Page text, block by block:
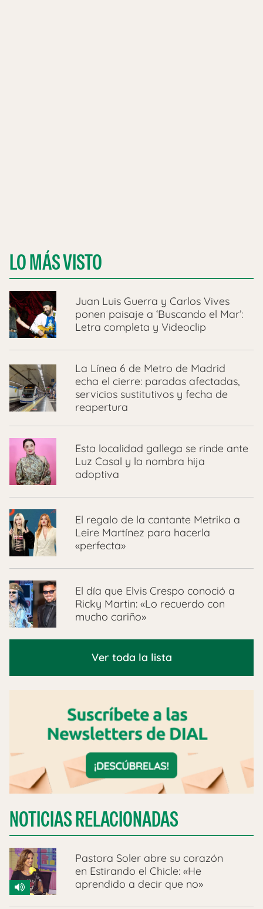
LO MÁS VISTO
Juan Luis Guerra y Carlos Vives
ponen paisaje a ‘Buscando el Mar’:
Letra completa y Videoclip
La Línea 6 de Metro de Madrid
echa el cierre: paradas afectadas,
servicios sustitutivos y fecha de
reapertura
Esta localidad gallega se rinde ante
Luz Casal y la nombra hija
adoptiva
El regalo de la cantante Metrika a
Leire Martínez para hacerla
«perfecta»
El día que Elvis Crespo conoció a
Ricky Martin: «Lo recuerdo con
mucho cariño»
Ver toda la lista
NOTICIAS RELACIONADAS
Pastora Soler abre su corazón
en Estirando el Chicle: «He
aprendido a decir que no»